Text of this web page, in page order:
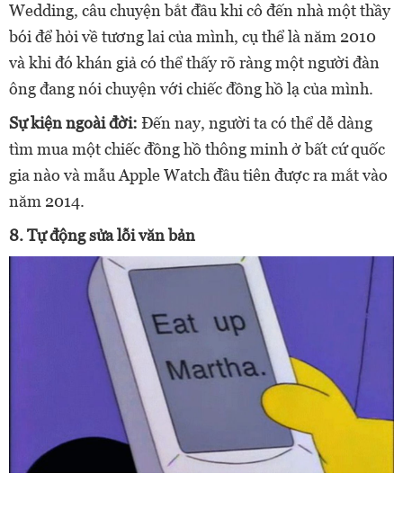
Wedding, câu chuyện bắt đầu khi cô đến nhà một thầy
bói để hỏi về tương lai của mình, cụ thể là năm 2010
và khi đó khán giả có thể thấy rõ ràng một người đàn
ông đang nói chuyện với chiếc đồng hồ lạ của mình.
Sự kiện ngoài đời: Đến nay, người ta có thể dễ dàng
tìm mua một chiếc đồng hồ thông minh ở bất cứ quốc
gia nào và mẫu Apple Watch đầu tiên được ra mắt vào
năm 2014.
8. Tự động sửa lỗi văn bản